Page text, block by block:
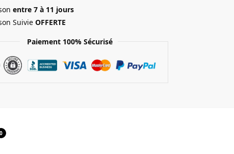
entre 7 à 11 jours
SuivieOFFERTE
Paiement 100% Sécurisé
0